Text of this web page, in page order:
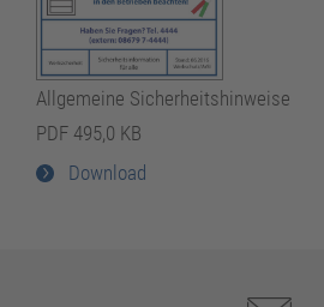
Allgemeine Sicherheitshinweise
PDF 495,0 KB
Download